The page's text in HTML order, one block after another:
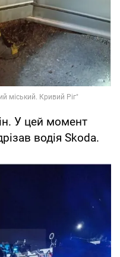
У цей момент
водія Skoda.